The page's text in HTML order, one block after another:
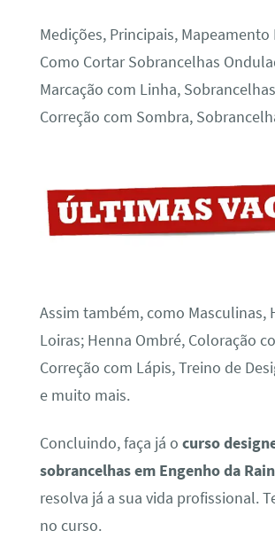
Medições, Principais, Mapeamento
Como Cortar Sobrancelhas
Marcação com Linha,
Correção com Sombra,
Assim também, como Masculinas,
Loiras; Henna Ombré, Coloração
Correção com Lápis, Treino de
e muito mais.
Concluindo, faça já o curso
sobrancelhas em Engenho da
resolva já a sua vida profissional.
no curso.